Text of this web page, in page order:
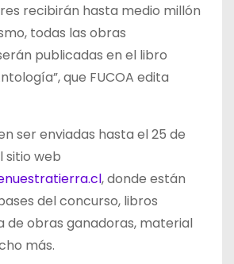
recibirán hasta medio millón
todas las obras
publicadas en el libro
que FUCOA edita
ser enviadas hasta el 25 de
sitio web
, donde están
del concurso, libros
de obras ganadoras, material
más.